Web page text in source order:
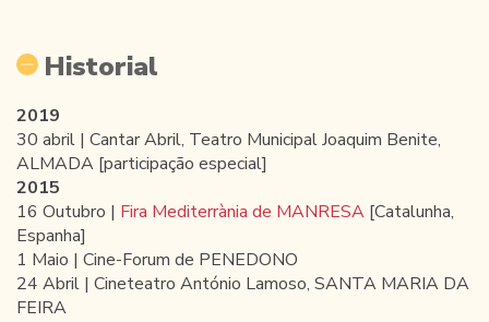
Historial
2019
30 abril | Cantar Abril, Teatro Municipal Joaquim Benite,
ALMADA [participação especial]
2015
16 Outubro | Fira Mediterrània de MANRESA [Catalunha,
Espanha]
1 Maio | Cine-Forum de PENEDONO
24 Abril | Cineteatro António Lamoso, SANTA MARIA DA
FEIRA